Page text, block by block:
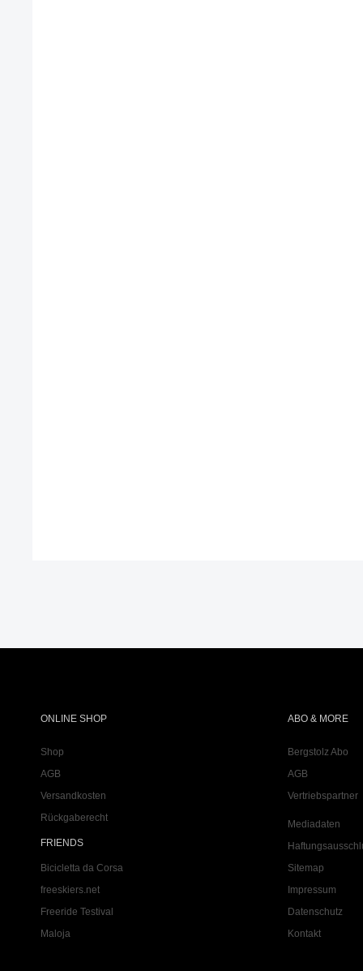
ONLINE SHOP
Shop
AGB
Versandkosten
Rückgaberecht
FRIENDS
Bicicletta da Corsa
freeskiers.net
Freeride Testival
Maloja
ABO & MORE
Bergstolz Abo
AGB
Vertriebspartner
Mediadaten
Sitemap
Impressum
Datenschutz
Kontakt